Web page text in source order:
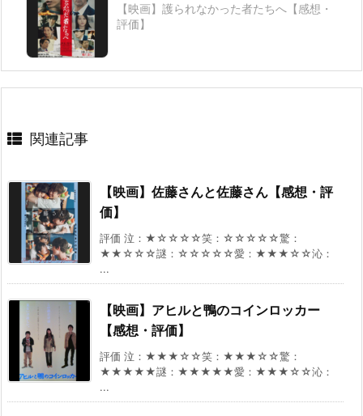
【映画】護られなかった者たちへ【感想・
評価】
関連記事
【映画】佐藤さんと佐藤さん【感想・評
価】
評価 泣：★☆☆☆☆笑：☆☆☆☆☆驚：
★★☆☆☆謎：☆☆☆☆☆愛：★★★☆☆沁：
...
【映画】アヒルと鴨のコインロッカー
【感想・評価】
評価 泣：★★★☆☆笑：★★★☆☆驚：
★★★★★謎：★★★★★愛：★★★☆☆沁：
...